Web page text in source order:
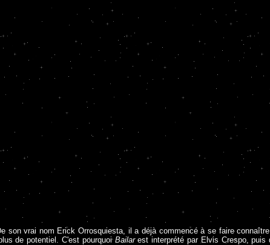
vrai nom Erick Orrosquiesta, il a déjà commencé à se faire
de potentiel. C'est pourquoiBailarest interprété par Elvis Crespo, puis